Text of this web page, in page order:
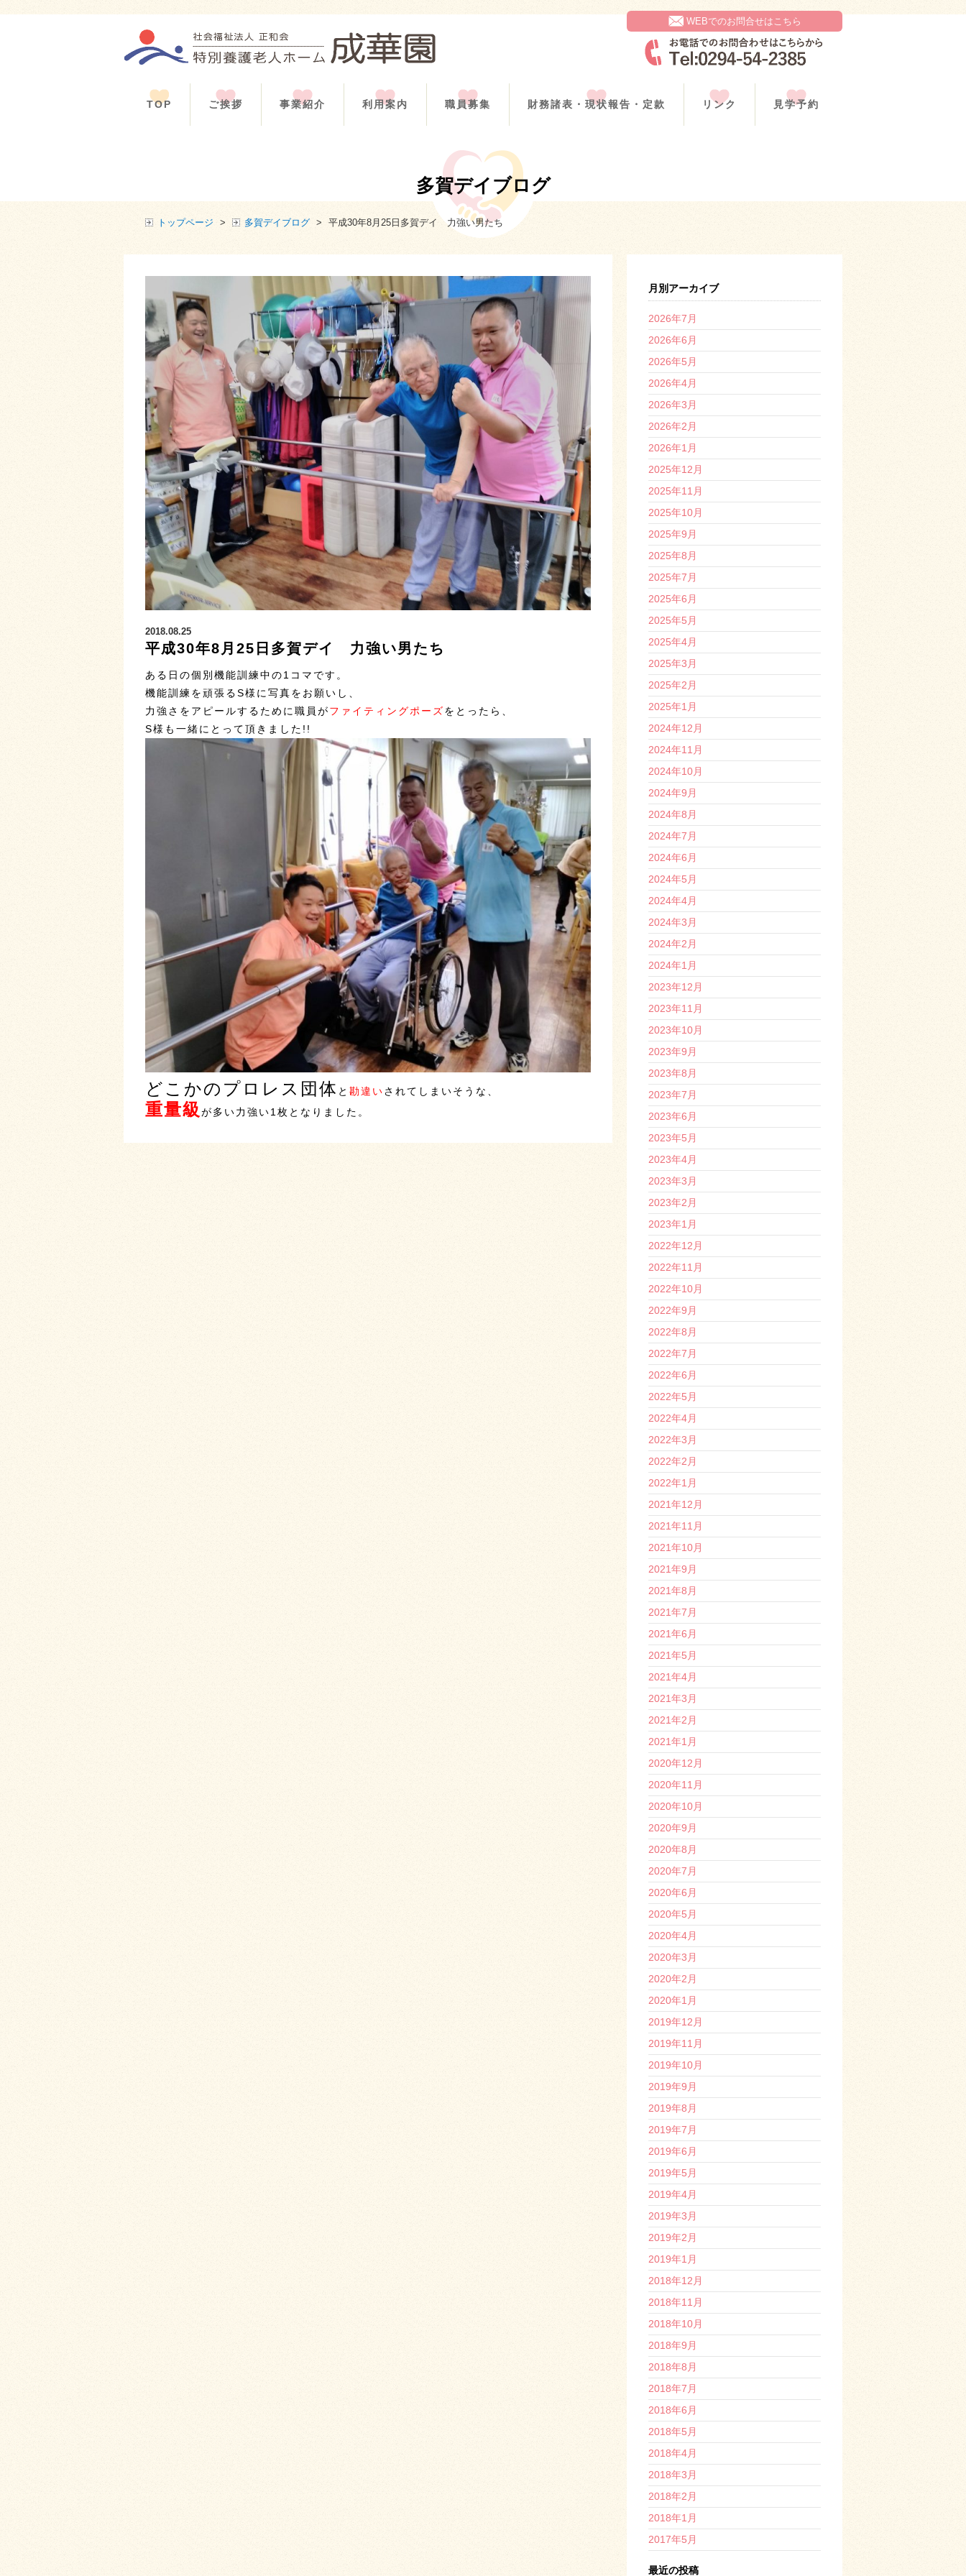
WEBでのお問合せはこちら
TOP ご挨拶 事業紹介 利用案内 職員募集 財務諸表・現状報告・定款 リンク 見学予約
多賀デイブログ
トップページ > 多賀デイブログ > 平成30年8月25日多賀デイ 力強い男たち
2018.08.25
平成30年8月25日多賀デイ 力強い男たち
ある日の個別機能訓練中の1コマです。
機能訓練を頑張るS様に写真をお願いし、
力強さをアピールするために職員がファイティングポーズをとったら、
S様も一緒にとって頂きました!!
どこかのプロレス団体 と 勘違いされてしまいそうな、
重量級 が多い力強い1枚となりました。
月別アーカイブ
2026年7月
2026年6月
2026年5月
2026年4月
2026年3月
2026年2月
2026年1月
2025年12月
2025年11月
2025年10月
2025年9月
2025年8月
2025年7月
2025年6月
2025年5月
2025年4月
2025年3月
2025年2月
2025年1月
2024年12月
2024年11月
2024年10月
2024年9月
2024年8月
2024年7月
2024年6月
2024年5月
2024年4月
2024年3月
2024年2月
2024年1月
2023年12月
2023年11月
2023年10月
2023年9月
2023年8月
2023年7月
2023年6月
2023年5月
2023年4月
2023年3月
2023年2月
2023年1月
2022年12月
2022年11月
2022年10月
2022年9月
2022年8月
2022年7月
2022年6月
2022年5月
2022年4月
2022年3月
2022年2月
2022年1月
2021年12月
2021年11月
2021年10月
2021年9月
2021年8月
2021年7月
2021年6月
2021年5月
2021年4月
2021年3月
2021年2月
2021年1月
2020年12月
2020年11月
2020年10月
2020年9月
2020年8月
2020年7月
2020年6月
2020年5月
2020年4月
2020年3月
2020年2月
2020年1月
2019年12月
2019年11月
2019年10月
2019年9月
2019年8月
2019年7月
2019年6月
2019年5月
2019年4月
2019年3月
2019年2月
2019年1月
2018年12月
2018年11月
2018年10月
2018年9月
2018年8月
2018年7月
2018年6月
2018年5月
2018年4月
2018年3月
2018年2月
2018年1月
2017年5月
最近の投稿